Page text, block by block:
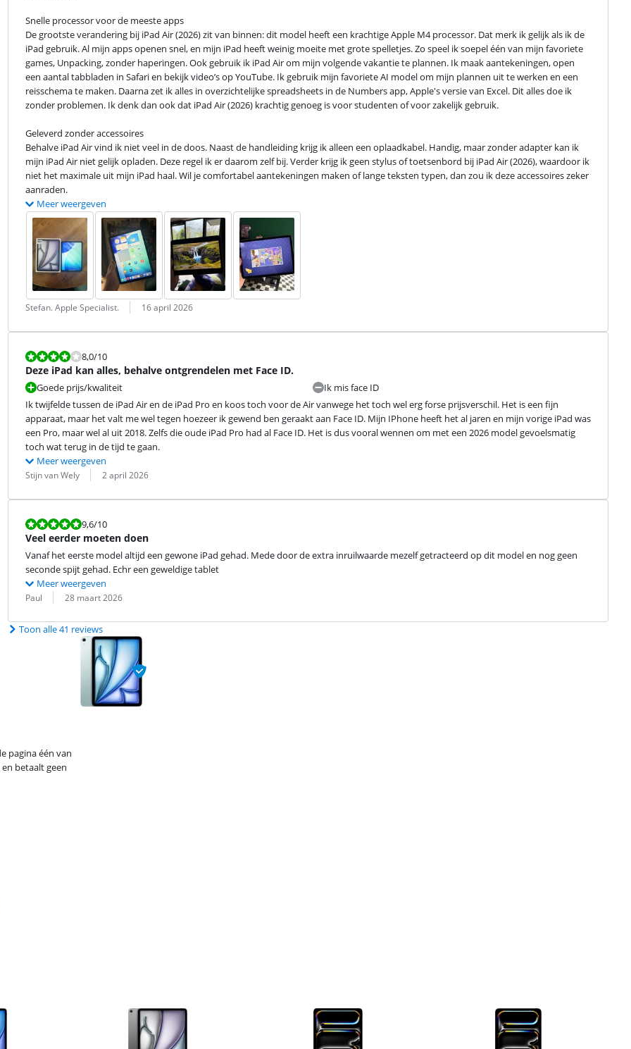
Snelle processor voor de meeste apps
De grootste verandering bij iPad Air (2026) zit van binnen: dit model heeft een krachtige Apple M4 processor. Dat merk ik gelijk als ik de
iPad gebruik. Al mijn apps openen snel, en mijn iPad heeft weinig moeite met grote spelletjes. Zo speel ik soepel één van mijn favoriete
games, Unpacking, zonder haperingen. Ook gebruik ik iPad Air om mijn volgende vakantie te plannen. Ik maak aantekeningen, open
een aantal tabbladen in Safari en bekijk video’s op YouTube. Ik gebruik mijn favoriete AI model om mijn plannen uit te werken en een
reisschema te maken. Daarna zet ik alles in overzichtelijke spreadsheets in de Numbers app, Apple's versie van Excel. Dit alles doe ik
zonder problemen. Ik denk dan ook dat iPad Air (2026) krachtig genoeg is voor studenten of voor zakelijk gebruik.
Geleverd zonder accessoires
Behalve iPad Air vind ik niet veel in de doos. Naast de handleiding krijg ik alleen een oplaadkabel. Handig, maar zonder adapter kan ik
mijn iPad Air niet gelijk opladen. Deze regel ik er daarom zelf bij. Verder krijg ik geen stylus of toetsenbord bij iPad Air (2026), waardoor ik
niet het maximale uit mijn iPad haal. Wil je comfortabel aantekeningen maken of lange teksten typen, dan zou ik deze accessoires zeker
aanraden.
Meer weergeven
Beoordeling door:
Stefan. Apple Specialist.
Datum: 16 april 2026
Beoordeling is 8,0 van de 10.
8,0/10
Deze iPad kan alles, behalve ontgrendelen met Face ID.
Goede prijs/kwaliteit
Ik mis face ID
Ik twijfelde tussen de iPad Air en de iPad Pro en koos toch voor de Air vanwege het toch wel erg forse prijsverschil. Het is een fijn
apparaat, maar het valt me wel tegen hoezeer ik gewend ben geraakt aan Face ID. Mijn IPhone heeft het al jaren en mijn vorige iPad was
een Pro, maar wel al uit 2018. Zelfs die oude iPad Pro had al Face ID. Het is dus vooral wennen om met een 2026 model gevoelsmatig
toch wat terug in de tijd te gaan.
Meer weergeven
Beoordeling door:
Stijn van Wely
Datum: 2 april 2026
Beoordeling is 9,6 van de 10.
9,6/10
Veel eerder moeten doen
Vanaf het eerste model altijd een gewone iPad gehad. Mede door de extra inruilwaarde mezelf getracteerd op dit model en nog geen
seconde spijt gehad. Echr een geweldige tablet
Meer weergeven
Beoordeling door:
Paul
Datum: 28 maart 2026
Toon alle 41 reviews
pagina één van
betaalt geen